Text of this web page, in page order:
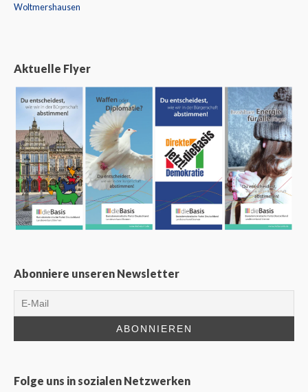
Woltmershausen
Aktuelle Flyer
Abonniere unseren Newsletter
Folge uns in sozialen Netzwerken